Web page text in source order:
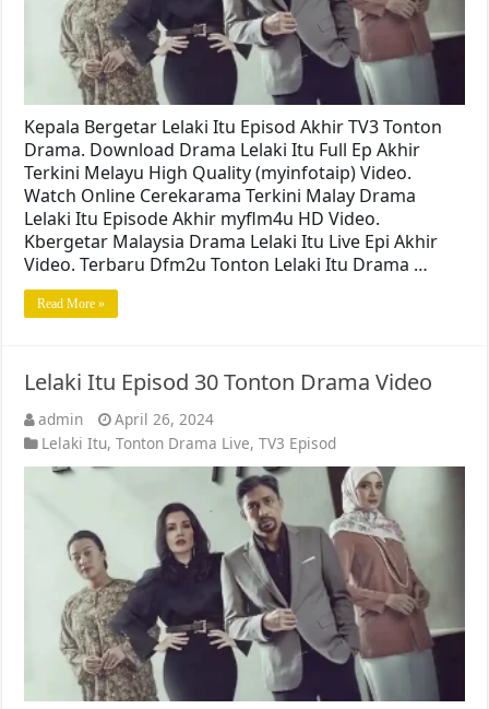
Kepala Bergetar Lelaki Itu Episod Akhir TV3 Tonton
Drama. Download Drama Lelaki Itu Full Ep Akhir
Terkini Melayu High Quality (myinfotaip) Video.
Watch Online Cerekarama Terkini Malay Drama
Lelaki Itu Episode Akhir myflm4u HD Video.
Kbergetar Malaysia Drama Lelaki Itu Live Epi Akhir
Video. Terbaru Dfm2u Tonton Lelaki Itu Drama …
Read More »
Lelaki Itu Episod 30 Tonton Drama Video
admin
April 26, 2024
Lelaki Itu,Tonton Drama Live,TV3 Episod